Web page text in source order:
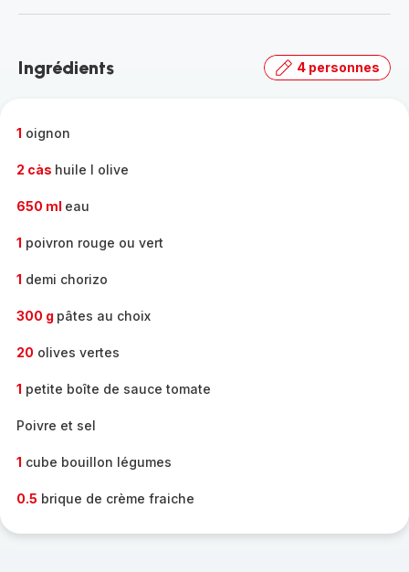
-
gamme
Ingrédients 4 personnes
1 oignon
2 càs huile l olive
650 ml eau
1 poivron rouge ou vert
1 demi chorizo
300 g pâtes au choix
20 olives vertes
1 petite boîte de sauce tomate
Poivre et sel
1 cube bouillon légumes
0.5 brique de crème fraiche